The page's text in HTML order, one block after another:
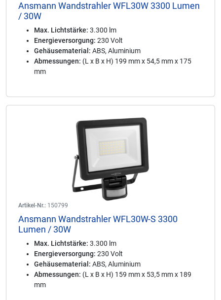
Ansmann Wandstrahler WFL30W 3300 Lumen
/ 30W
Max. Lichtstärke: 3.300 lm
Energieversorgung: 230 Volt
Gehäusematerial: ABS, Aluminium
Abmessungen: (L x B x H) 199 mm x 54,5 mm x 175
mm
Artikel-Nr.: 150799
Ansmann Wandstrahler WFL30W-S 3300
Lumen / 30W
Max. Lichtstärke: 3.300 lm
Energieversorgung: 230 Volt
Gehäusematerial: ABS, Aluminium
Abmessungen: (L x B x H) 159 mm x 53,5 mm x 189
mm